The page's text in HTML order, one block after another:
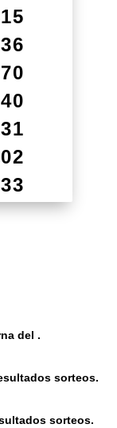
del .
sorteos.
sorteos.